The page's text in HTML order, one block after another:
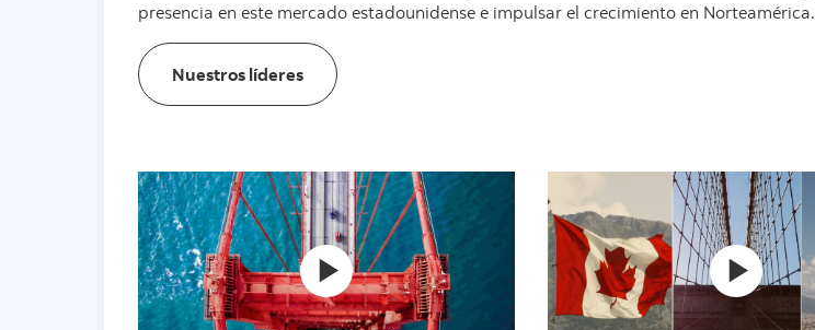
presencia en este mercado estadounidense e impulsar el crecimiento en Norteamérica.
Nuestros líderesNuestros líderes